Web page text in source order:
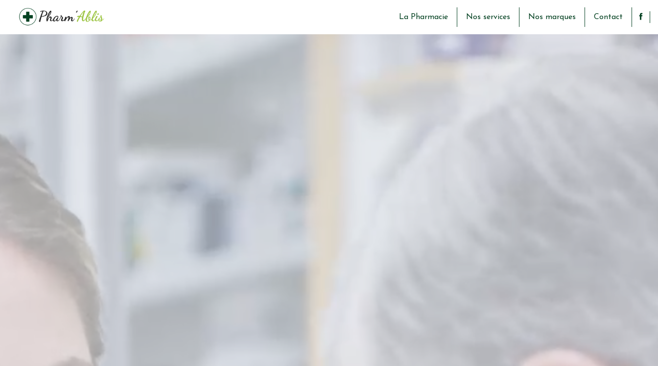
La Pharmacie Nos services Nos marques Contact